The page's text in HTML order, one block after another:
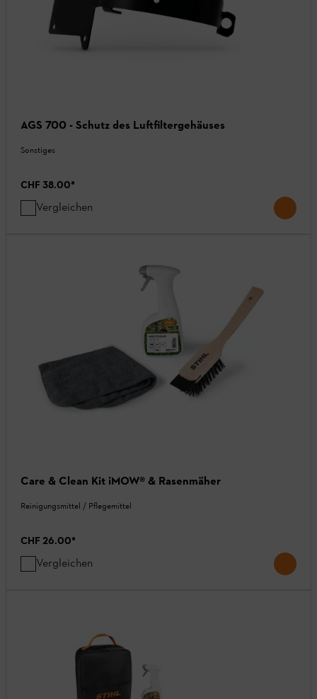
AGS 700 - Schutz des Luftfiltergehäuses
Sonstiges
CHF 38.00*
Vergleichen
Care & Clean Kit iMOW® & Rasenmäher
Reinigungsmittel / Pflegemittel
CHF 26.00*
Vergleichen